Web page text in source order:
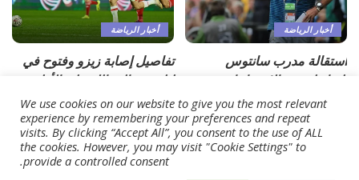
أخبار الرياضة
استقالة مدرب سانتوس
البرازيلي بعد الاحتجاجات ضده
بسبب التحرّش
أخبار الرياضة
تفاصيل إصابة زيزو وفتوح في
ليلة فوز الزمالك على الأهلي
أبريل 16, 2024
Load More
We use cookies on our website to give you the most relevant
experience by remembering your preferences and repeat
visits. By clicking “Accept All”, you consent to the use of ALL
the cookies. However, you may visit "Cookie Settings" to
provide a controlled consent.